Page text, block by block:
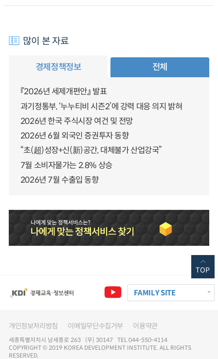
많이 본 자료
경제정책정보 전체
『2026년 세제개편안』 발표
과기정통부, ‘누누티비 시즌2’에 강력 대응 의지 밝혀
2026년 한국 주식시장 여건 및 전망
2026년 6월 외국인 증권투자 동향
“초(超)성장+신(新)공간, 대체불가 산업강국”
7월 소비자물가는 2.8% 상승
2026년 7월 수출입 동향
FAMILY SITE
개인정보처리방침 이메일무단수집거부 이용약관
세종특별자치시 남세종로 263 (우) 30147 TEL 044-550-4114
COPYRIGHT © 2019 KOREA DEVELOPMENT INSTITUTE. ALL RIGHTS
RESERVED.
TOP